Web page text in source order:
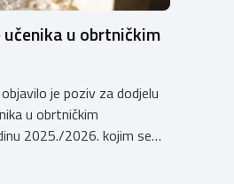
u obrtničkim
je poziv za dodjelu
u obrtničkim
2025./2026. kojim se